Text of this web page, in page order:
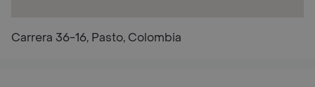
Carrera 36-16, Pasto, Colombia